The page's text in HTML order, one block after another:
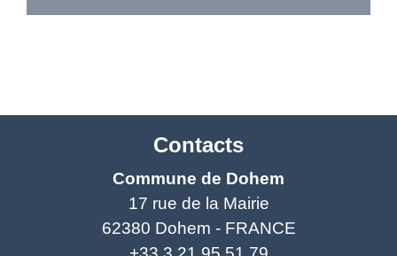
Contacts
Commune de Dohem
17 rue de la Mairie
62380 Dohem - FRANCE